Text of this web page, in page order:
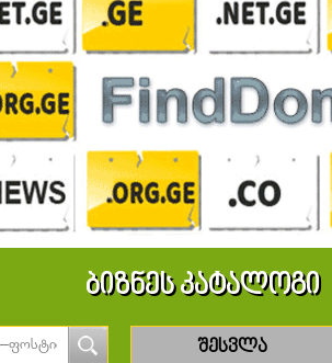
ბიზნეს კატალოგი
შესვლა